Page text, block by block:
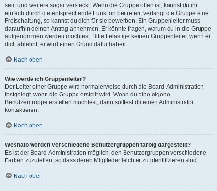
sein und weitere sogar versteckt. Wenn die Gruppe offen ist, kannst du ihr
einfach durch die entsprechende Funktion beitreten; verlangt die Gruppe eine
Freischaltung, so kannst du dich für sie bewerben. Ein Gruppenleiter muss
daraufhin deinen Antrag annehmen. Er könnte fragen, warum du in die Gruppe
aufgenommen werden möchtest. Bitte belästige keinen Gruppenleiter, wenn er
dich ablehnt, er wird einen Grund dafür haben.
Nach oben
Wie werde ich Gruppenleiter?
Der Leiter einer Gruppe wird normalerweise durch die Board-Administration
festgelegt, wenn die Gruppe erstellt wird. Wenn du eine eigene
Benutzergruppe erstellen möchtest, dann solltest du einen Administrator
kontaktieren.
Nach oben
Weshalb werden verschiedene Benutzergruppen farbig dargestellt?
Es ist der Board-Administration möglich, den Benutzergruppen verschiedene
Farben zuzuteilen, so dass deren Mitglieder leichter zu identifizieren sind.
Nach oben